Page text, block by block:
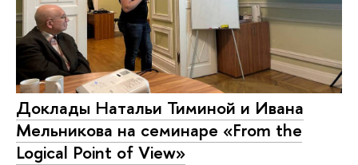
Доклады Натальи Тиминой и Ивана
Мельникова на семинаре «From the
Logical Point of View»